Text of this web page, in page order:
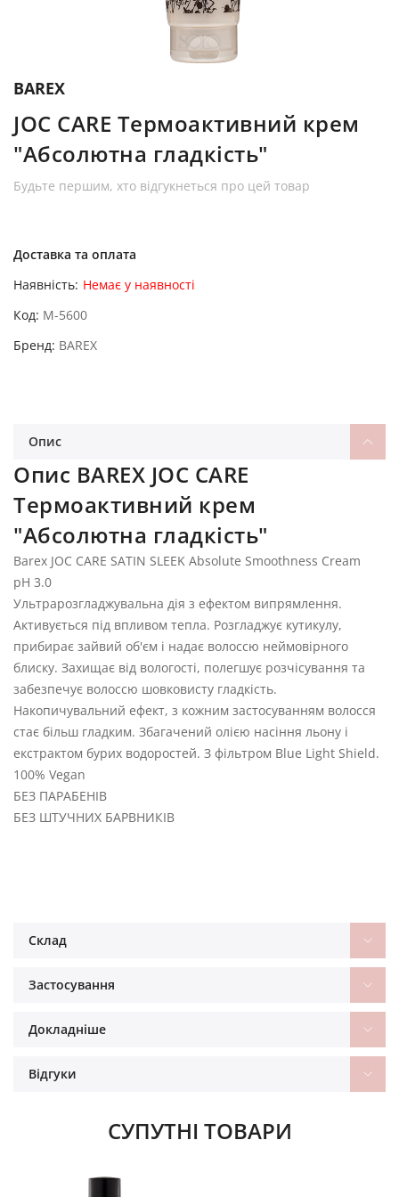
BAREX
JOC CARE Термоактивний крем
"Абсолютна гладкість"
Будьте першим, хто відгукнеться про цей товар
Доставка та оплата
Наявність: Немає у наявності
Код M-5600
Бренд BAREX
Опис
Опис BAREX JOC CARE
Термоактивний крем
"Абсолютна гладкість"
Barex JOC CARE SATIN SLEEK Absolute Smoothness Cream
pH 3.0
Ультрарозгладжувальна дія з ефектом випрямлення.
Активується під впливом тепла. Розгладжує кутикулу,
прибирає зайвий об'єм і надає волоссю неймовірного
блиску. Захищає від вологості, полегшує розчісування та
забезпечує волоссю шовковисту гладкість.
Накопичувальний ефект, з кожним застосуванням волосся
стає більш гладким. Збагачений олією насіння льону і
екстрактом бурих водоростей. З фільтром Blue Light Shield.
100% Vegan
БЕЗ ПАРАБЕНІВ
БЕЗ ШТУЧНИХ БАРВНИКІВ
Склад
Застосування
Докладніше
Відгуки
СУПУТНІ ТОВАРИ